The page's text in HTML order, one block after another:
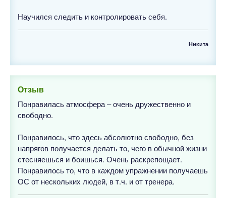
Научился следить и контролировать себя.
Никита
Отзыв
Понравилась атмосфера – очень дружественно и
свободно.
Понравилось, что здесь абсолютно свободно, без
напрягов получается делать то, чего в обычной жизни
стесняешься и боишься. Очень раскрепощает.
Понравилось то, что в каждом упражнении получаешь
ОС от нескольких людей, в т.ч. и от тренера.